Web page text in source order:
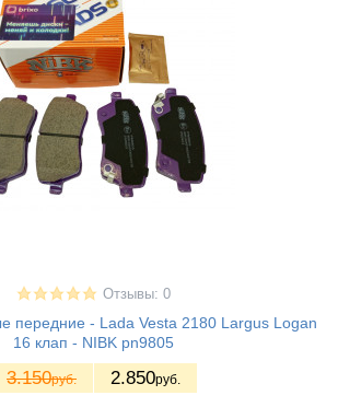
Отзывы: 0
передние - Lada Vesta 2180 Largus Logan
16 клап - NIBK pn9805
3.150руб. 2.850руб.